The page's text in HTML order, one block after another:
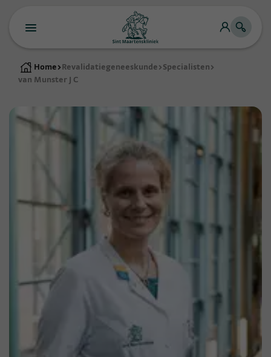
Home > Revalidatiegeneeskunde > Specialisten >
van Munster J C